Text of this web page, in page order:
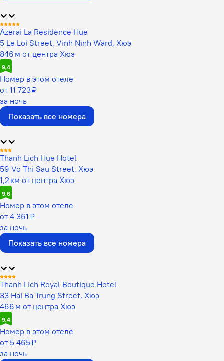
Azerai La Residence Hue
5 Le Loi Street, Vinh Ninh Ward, Хюэ
846 м от центра Хюэ
9,4
Номер в этом отеле
от 11 723 ₽
за ночь
Показать все номера
Thanh Lich Hue Hotel
59 Vo Thi Sau Street, Хюэ
1,2 км от центра Хюэ
9,6
Номер в этом отеле
от 4 361 ₽
за ночь
Показать все номера
Thanh Lich Royal Boutique Hotel
33 Hai Ba Trung Street, Хюэ
466 м от центра Хюэ
9,4
Номер в этом отеле
от 5 465 ₽
за ночь